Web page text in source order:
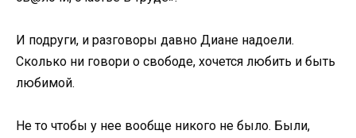
И подруги, и разговоры давно Диане надоели.
Сколько ни говори о свободе, хочется любить и быть
любимой.
Не то чтобы у нее вообще никого не было. Были,